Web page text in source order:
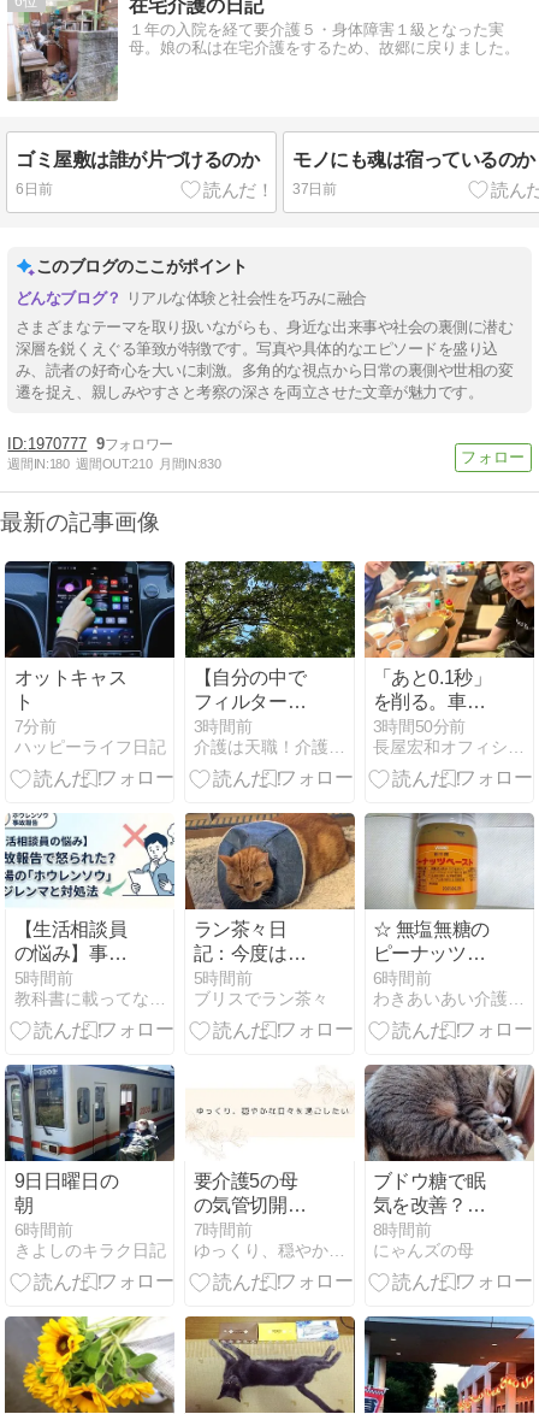
在宅介護の日記
１年の入院を経て要介護５・身体障害１級となった実
母。娘の私は在宅介護をするため、故郷に戻りました。
ゴミ屋敷は誰が片づけるのか
6日前
モノにも魂は宿っているのか
37日前
このブログのここがポイント
リアルな体験と社会性を巧みに融合
さまざまなテーマを取り扱いながらも、身近な出来事や社会の裏側に潜む
深層を鋭くえぐる筆致が特徴です。写真や具体的なエピソードを盛り込
み、読者の好奇心を大いに刺激。多角的な視点から日常の裏側や世相の変
遷を捉え、親しみやすさと考察の深さを両立させた文章が魅力です。
1970777 9
週間IN:180 週間OUT:210 月間IN:830
最新の記事画像
オットキャス
ト
7分前
ハッピーライフ日記
【自分の中で
フィルターを
掛けないこ
と】
3時間前
介護は天職！介護士が伝える日々を幸せに生きるためのヒント
「あと0.1秒」
を削る。車い
すでeモータ
ースポーツに
挑戦し続ける
3時間50分前
長屋宏和オフィシャルブログ
【生活相談員
の悩み】事故
報告で怒られ
た？現場の
「ホウレンソ
マと対処法
5時間前
教科書に載ってない介護福祉の話
ラン茶々日
記：今度はラ
ン丸がエリカ
ラ！
5時間前
ブリスでラン茶々
☆ 無塩無糖の
ピーナッツバ
ターにし
て・・・ ☆
6時間前
わきあいあい介護日記３
9日日曜日の
朝
6時間前
きよしのキラク日記
要介護5の母
の気管切開を
決断した経
験。追い詰め
られた家族の
7時間前
ゆっくり、穏やかな日々を過ごしたい
ブドウ糖で眠
気を改善？で
も疲れたとき
には休憩が一
番
8時間前
にゃんズの母